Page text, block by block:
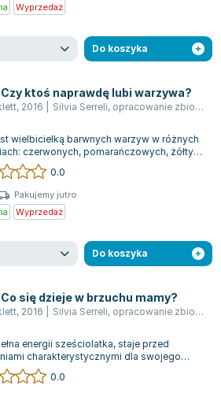
dla studentów
dla studentów
- książki
- książki
- książki
- metodyka
materiały pomocnicze
Wyprzedaż
Do koszyka
Czy ktoś naprawdę lubi warzywa?
, 2016 Silvia Serreli, opracowanie zbiorowe
wielbicielką barwnych warzyw w różnych
czerwonych, pomarańczowych, żółtych
Ich kolorystyka napr...
0.0
Pakujemy jutro
Wyprzedaż
Do koszyka
Co się dzieje w brzuchu mamy?
, 2016 Silvia Serreli, opracowanie zbiorowe
energii sześciolatka, staje przed
charakterystycznymi dla swojego
Z entuzjazmem poznaje świat emocji...
0.0